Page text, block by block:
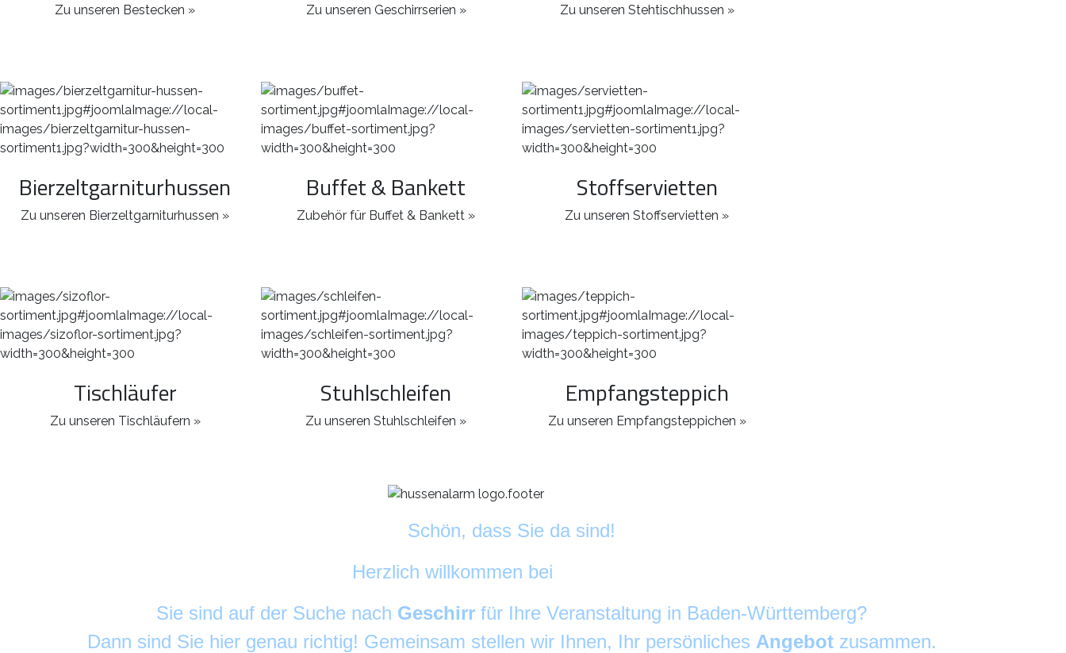
Zu unseren Bestecken » Zu unseren Geschirrserien » Zu unseren Stehtischhussen »
Bierzeltgarniturhussen
Zu unseren Bierzeltgarniturhussen »
Buffet & Bankett
Zubehör für Buffet & Bankett »
Stoffservietten
Zu unseren Stoffservietten »
Tischläufer
Zu unseren Tischläufern »
Stuhlschleifen
Zu unseren Stuhlschleifen »
Empfangsteppich
Zu unseren Empfangsteppichen »
Schön, dass Sie da sind!
Herzlich willkommen bei
Sie sind auf der Suche nach Geschirr für Ihre Veranstaltung in Baden-Württemberg?
Dann sind Sie hier genau richtig! Gemeinsam stellen wir Ihnen, Ihr persönliches Angebot zusammen.